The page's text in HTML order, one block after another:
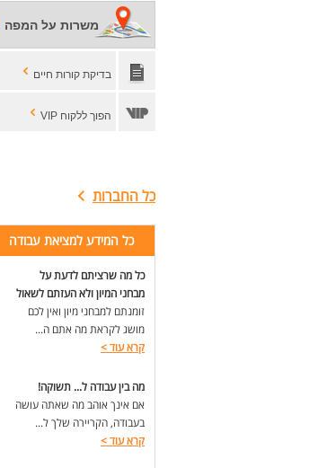
משרות על המפה
בדיקת קורות חיים
הפוך ללקוח VIP
כל החברות
כל המידע למציאת עבודה
כל מה שרציתם לדעת על
מבחני המיון ולא העזתם לשאול
זומנתם למבחני מיון ואין לכם
מושג לקראת מה אתם ה...
קרא עוד>
מה בין עבודה ל... תשוקה!
אם אינך אוהב מה שאתה עושה
בעבודה, הקריירה שלך ל...
קרא עוד>